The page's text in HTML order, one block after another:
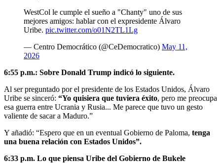
WestCol le cumple el sueño a "Chanty" uno de sus
mejores amigos: hablar con el expresidente Álvaro
Uribe. pic.twitter.com/o01N2TL1Lg
— Centro Democrático (@CeDemocratico) May 11,
2026
6:55 p.m.: Sobre Donald Trump indicó lo siguiente.
Al ser preguntado por el presidente de los Estados Unidos, Álvaro
Uribe se sinceró: “Yo quisiera que tuviera éxito, pero me preocupa
esa guerra entre Ucrania y Rusia... Me parece que tuvo un gesto
valiente de sacar a Maduro.”
Y añadió: “Espero que en un eventual Gobierno de Paloma, tenga
una buena relación con Estados Unidos”.
6:33 p.m. Lo que piensa Uribe del Gobierno de Bukele